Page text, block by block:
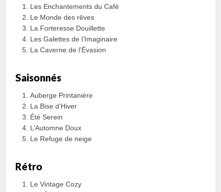
Les Enchantements du Café
Le Monde des rêves
La Forteresse Douillette
Les Galettes de l’Imaginaire
La Caverne de l’Évasion
Saisonnés
Auberge Printanière
La Bise d’Hiver
Été Serein
L’Automne Doux
Le Refuge de neige
Rétro
Le Vintage Cozy